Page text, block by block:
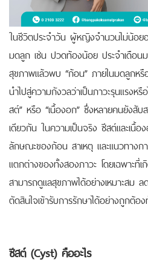
ในชีวิตประจำวัน ผู้หญิงจำนวนไม่น้อย
มดลูก เช่น ปวดท้องน้อย ประจำเดือน
สุขภาพแล้วพบ “ก้อน” ภายในมดลูกหรื
นำไปสู่ความกังวลว่าเป็นภาวะรุนแรงหรื
สต์” หรือ “เนื้องอก” ซึ่งหลายคนยังสับส
เดียวกัน ในความเป็นจริง ซีสต์และเนื้
ลักษณะของก้อน สาเหตุ และแนวทางก
แตกต่างของทั้งสองภาวะ โดยเฉพาะที่เ
สามารถดูแลสุขภาพได้อย่างเหมาะสม
ตัดสินใจเข้ารับการรักษาได้อย่างถูกต้อ
ซีสต์ (Cyst) คืออะไร